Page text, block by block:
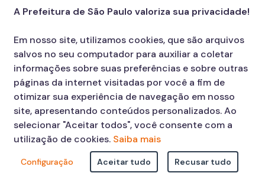
LinkedIn da Prefeitura de São Paulo
TikTok da Prefeitura de São Paulo
YouTube da Prefeitura de São Paulo
X da Prefeitura de São Paulo
Instagram da Prefeitura de São Paulo
Facebook da Prefeitura de São Paulo
Diário Oficial
Atendimento: Faça sua Solicitação
© COPYRIGHT 2023, Prefeitura Municipal de São Paulo Viaduto do
Cha, 15 - Centro - CEP: 01002-020
A Prefeitura de São Paulo valoriza sua privacidade!
Em nosso site, utilizamos cookies, que são arquivos
salvos no seu computador para auxiliar a coletar
informações sobre suas preferências e sobre outras
páginas da internet visitadas por você a fim de
otimizar sua experiência de navegação em nosso
site, apresentando conteúdos personalizados. Ao
selecionar "Aceitar todos", você consente com a
utilização de cookies. Saiba mais
Configuração Aceitar tudo Recusar tudo